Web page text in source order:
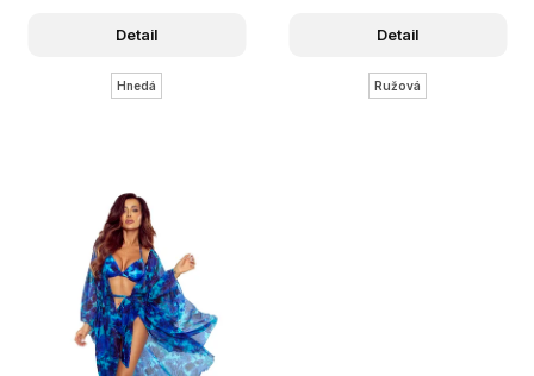
Detail
Hnedá
Detail
Ružová